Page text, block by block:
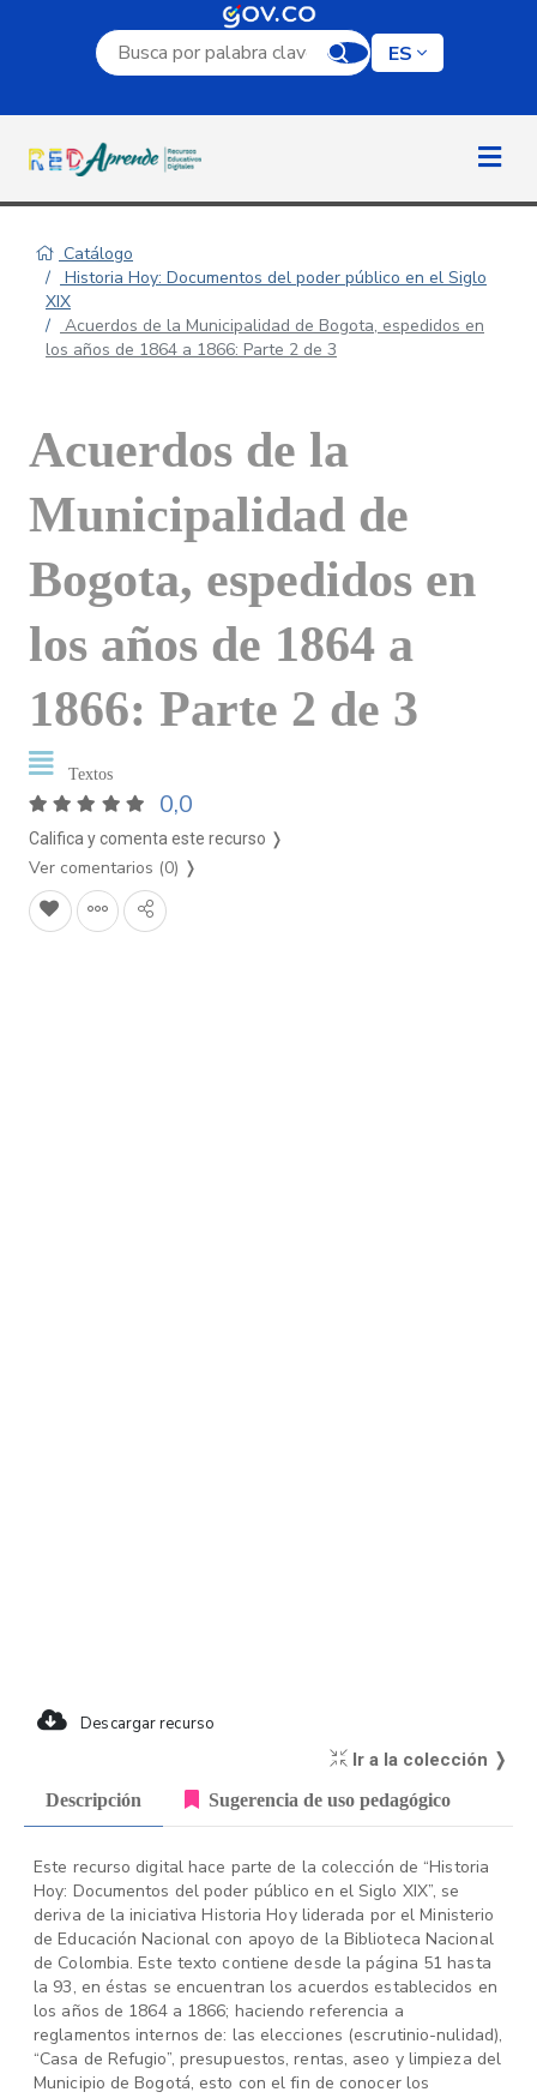
Campo de búsqueda por palabra clave
ES
Catálogo
Historia Hoy: Documentos del poder público en el Siglo
XIX
Acuerdos de la Municipalidad de Bogota, espedidos en
los años de 1864 a 1866: Parte 2 de 3
Acuerdos de la
Municipalidad de
Bogota, espedidos en
los años de 1864 a
1866: Parte 2 de 3
Textos
0,0
Califica y comenta este recurso ❭
Ver comentarios (0) ❭
Descargar recurso
Ir a la colección ❭
Descripción Sugerencia de uso pedagógico
Este recurso digital hace parte de la colección de “Historia
Hoy: Documentos del poder público en el Siglo XIX”, se
deriva de la iniciativa Historia Hoy liderada por el Ministerio
de Educación Nacional con apoyo de la Biblioteca Nacional
de Colombia. Este texto contiene desde la página 51 hasta
la 93, en éstas se encuentran los acuerdos establecidos en
los años de 1864 a 1866; haciendo referencia a
reglamentos internos de: las elecciones (escrutinio-nulidad),
“Casa de Refugio”, presupuestos, rentas, aseo y limpieza del
Municipio de Bogotá, esto con el fin de conocer los